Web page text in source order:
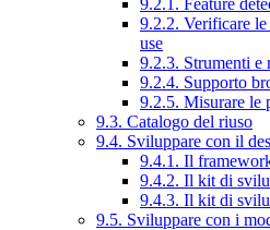
9.2.1. Feature
9.2.2. Verificare
use
9.2.3. Strumenti e
9.2.4. Supporto
9.2.5. Misurare le
9.3. Catalogo del riuso
9.4. Sviluppare con il
9.4.1. Il
9.4.2. Il kit di
9.4.3. Il kit di
9.5. Sviluppare con i